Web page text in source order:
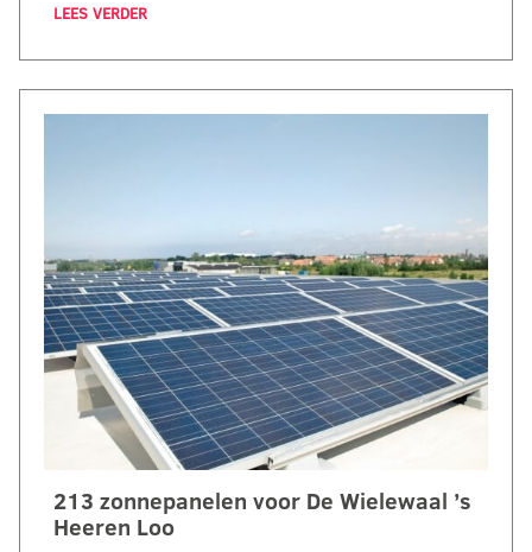
LEES VERDER
213 zonnepanelen voor De Wielewaal ’s
Heeren Loo